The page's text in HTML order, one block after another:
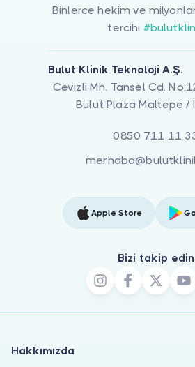
Binlerce hekim ve
tercihi
Bulut Klinik Teknoloji A.Ş.
Cevizli Mh. Tansel Cd.
Bulut Plaza Maltepe /
0850 711 11
Apple Store
Bizi takip edin
Hakkımızda